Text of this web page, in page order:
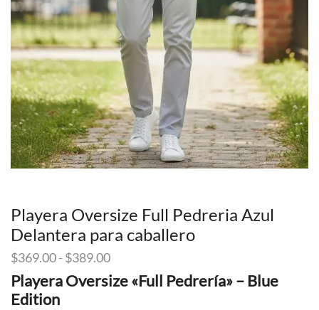
Playera Oversize Full Pedreria Azul
Delantera para caballero
$369.00-$389.00Rango
de
precios:
Playera Oversize «Full Pedrería» – Blue
Edition